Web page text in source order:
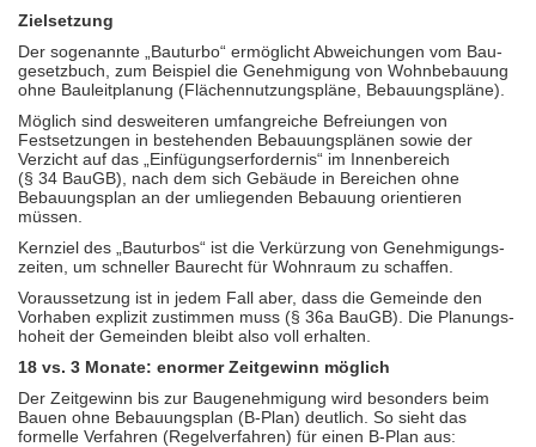
Zielsetzung
Der sogenannte „Bauturbo“ ermöglicht Abwei­chungen vom Bau­
gesetz­buch, zum Beispiel die Genehmigung von Wohn­bebauung
ohne Bauleit­planung (Flächen­nutzungs­pläne, Bebauungs­pläne).
Möglich sind desweiteren umfang­reiche Befrei­ungen von
Festsetzungen in bestehenden Bebauungs­plänen sowie der
Verzicht auf das „Einfügungs­erfordernis“ im Innen­bereich
(§ 34 BauGB), nach dem sich Gebäude in Bereichen ohne
Bebauungs­plan an der um­liegen­den Bebauung orien­tieren
müssen.
Kernziel des „Bauturbos“ ist die Verkürzung von Genehmi­gungs­
zeiten, um schneller Baurecht für Wohnraum zu schaffen.
Voraussetzung ist in jedem Fall aber, dass die Gemeinde den
Vorhaben explizit zustimmen muss (§ 36a BauGB). Die Planungs­
hoheit der Gemeinden bleibt also voll erhalten.
18 vs. 3 Monate: enormer Zeitgewinn möglich
Der Zeitgewinn bis zur Baugenehmigung wird besonders beim
Bauen ohne Bebauungs­plan (B-Plan) deutlich. So sieht das
formelle Verfahren (Regel­verfahren) für einen B-Plan aus: